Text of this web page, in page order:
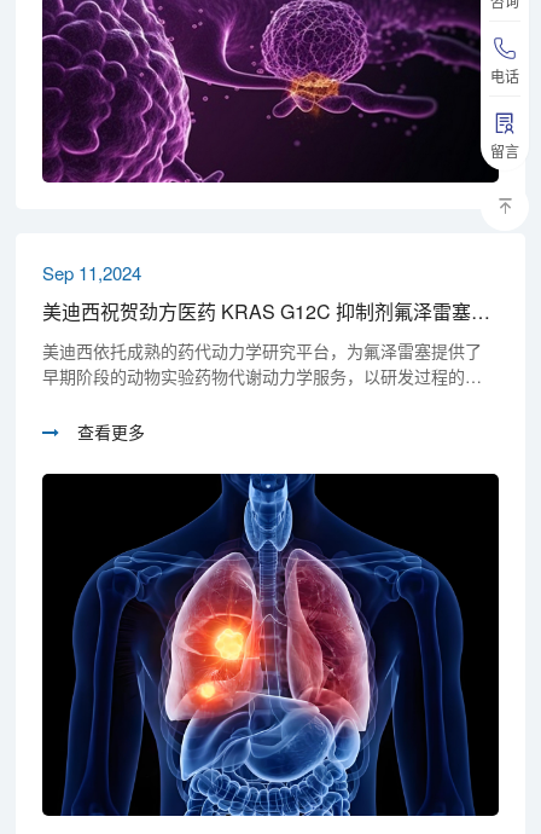
电话
留言
Sep 11,2024
美迪西祝贺劲方医药 KRAS G12C 抑制剂氟泽雷塞获批上市
美迪西依托成熟的药代动力学研究平台，为氟泽雷塞提供了
早期阶段的动物实验药物代谢动力学服务，以研发过程的高
查看更多